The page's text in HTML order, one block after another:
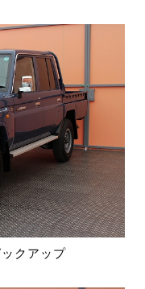
クアップ